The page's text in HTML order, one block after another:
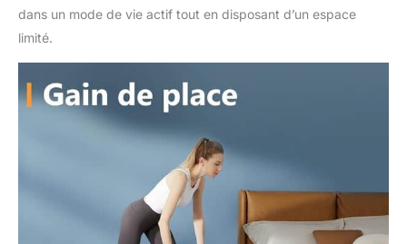
dans un mode de vie actif tout en disposant d’un espace
limité.